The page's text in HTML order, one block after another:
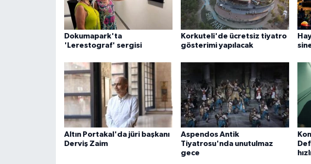
Dokumapark'ta
'Lerestograf' sergisi
Korkuteli'de ücretsiz tiyatro
gösterimi yapılacak
Altın Portakal'da jüri başkanı
Derviş Zaim
Aspendos Antik
Tiyatrosu'nda unutulmaz
gece